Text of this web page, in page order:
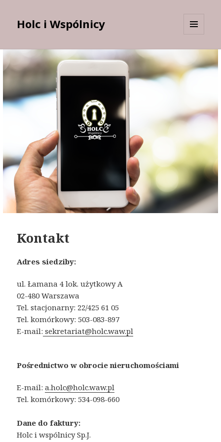
Holc i Wspólnicy
Kontakt
Adres siedziby:
ul. Łamana 4 lok. użytkowy A
02-480 Warszawa
Tel. stacjonarny: 22/425 61 05
Tel. komórkowy: 503-083-897
E-mail: sekretariat@holc.waw.pl
Pośrednictwo w obrocie nieruchomościami
E-mail:a.holc@holc.waw.pl
Tel. komórkowy: 534-098-660
Dane do faktury:
Holc i wspólnicy Sp.J.